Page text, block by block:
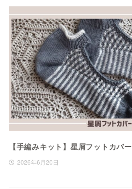
【手編みキット】星屑フットカバー
2026年6月20日